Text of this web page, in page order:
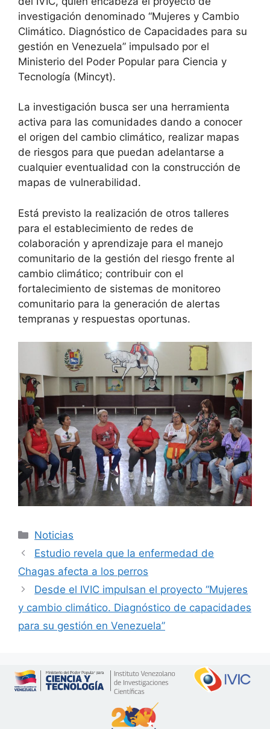
investigación denominado “Mujeres y Cambio
Climático. Diagnóstico de Capacidades para su
gestión en Venezuela” impulsado por el
Ministerio del Poder Popular para Ciencia y
Tecnología (Mincyt).
La investigación busca ser una herramienta
activa para las comunidades dando a conocer
el origen del cambio climático, realizar mapas
de riesgos para que puedan adelantarse a
cualquier eventualidad con la construcción de
mapas de vulnerabilidad.
Está previsto la realización de otros talleres
para el establecimiento de redes de
colaboración y aprendizaje para el manejo
comunitario de la gestión del riesgo frente al
cambio climático; contribuir con el
fortalecimiento de sistemas de monitoreo
comunitario para la generación de alertas
tempranas y respuestas oportunas.
Noticias
Estudio revela que la enfermedad de
Chagas afecta a los perros
Desde el IVIC impulsan el proyecto “Mujeres
y cambio climático. Diagnóstico de capacidades
para su gestión en Venezuela”